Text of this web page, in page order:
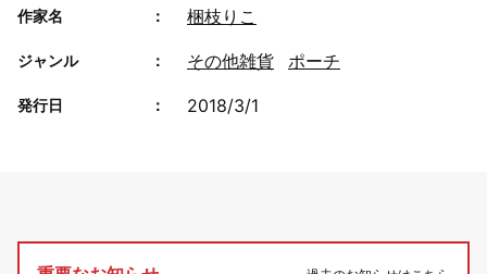
作家名 梱枝りこ
ジャンル その他雑貨 ポーチ
発行日 2018/3/1